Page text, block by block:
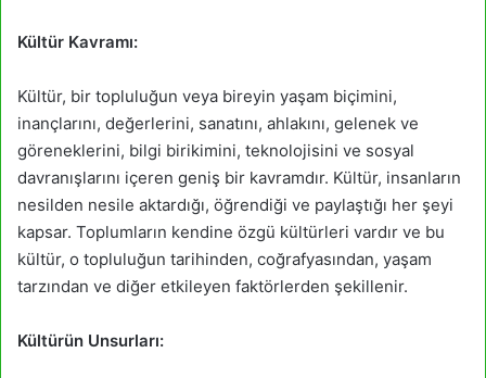
Kültür Kavramı:
Kültür, bir topluluğun veya bireyin yaşam biçimini,
inançlarını, değerlerini, sanatını, ahlakını, gelenek ve
göreneklerini, bilgi birikimini, teknolojisini ve sosyal
davranışlarını içeren geniş bir kavramdır. Kültür, insanların
nesilden nesile aktardığı, öğrendiği ve paylaştığı her şeyi
kapsar. Toplumların kendine özgü kültürleri vardır ve bu
kültür, o topluluğun tarihinden, coğrafyasından, yaşam
tarzından ve diğer etkileyen faktörlerden şekillenir.
Kültürün Unsurları: